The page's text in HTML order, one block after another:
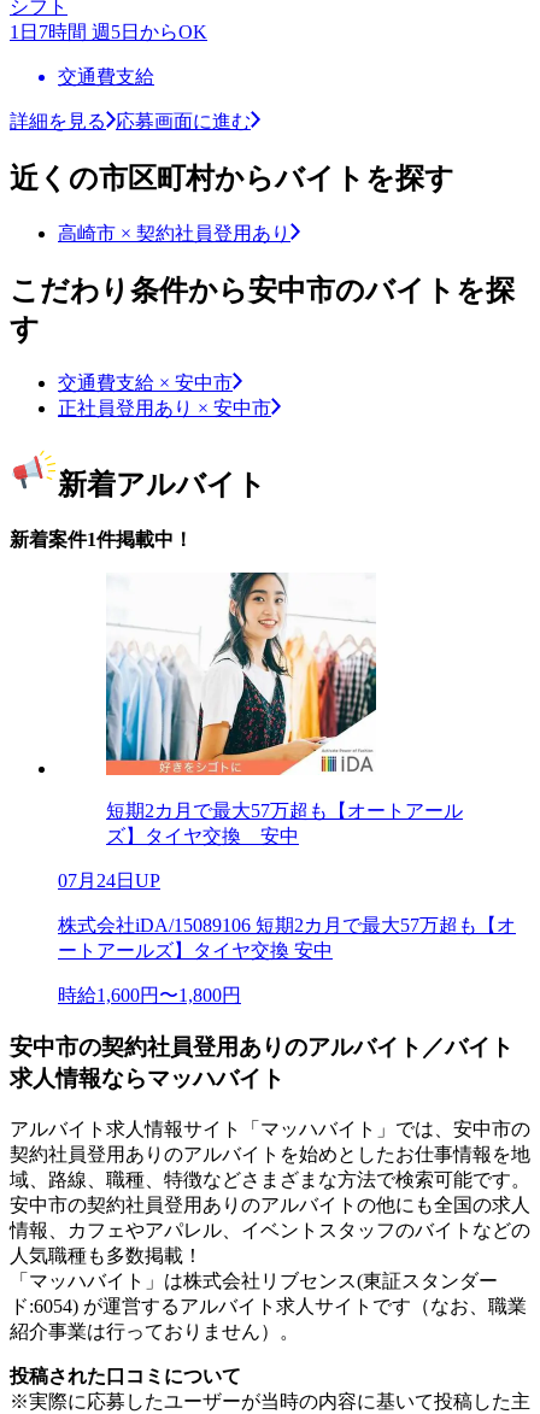
シフト
1日7時間 週5日からOK
交通費支給
詳細を見る 応募画面に進む
近くの市区町村からバイトを探す
高崎市 × 契約社員登用あり
こだわり条件から安中市のバイトを探
す
交通費支給 × 安中市
正社員登用あり × 安中市
新着アルバイト
新着案件1件掲載中！
短期2カ月で最大57万超も【オートアール
ズ】タイヤ交換 安中
07月24日UP
株式会社iDA/15089106 短期2カ月で最大57万超も【オ
ートアールズ】タイヤ交換 安中
時給1,600円〜1,800円
安中市の契約社員登用ありのアルバイト／バイト
求人情報ならマッハバイト
アルバイト求人情報サイト「マッハバイト」では、安中市の
契約社員登用ありのアルバイトを始めとしたお仕事情報を地
域、路線、職種、特徴などさまざまな方法で検索可能です。
安中市の契約社員登用ありのアルバイトの他にも全国の求人
情報、カフェやアパレル、イベントスタッフのバイトなどの
人気職種も多数掲載！
「マッハバイト」は株式会社リブセンス(東証スタンダー
ド:6054) が運営するアルバイト求人サイトです（なお、職業
紹介事業は行っておりません）。
投稿された口コミについて
※実際に応募したユーザーが当時の内容に基いて投稿した主